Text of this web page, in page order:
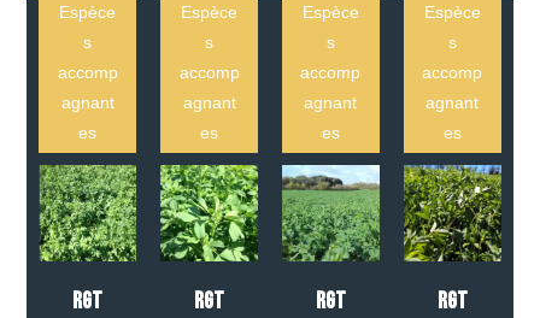
Espèce
s
accomp
agnant
es
RGT
Espèce
s
accomp
agnant
es
RGT
Espèce
s
accomp
agnant
es
RGT
Espèce
s
accomp
agnant
es
RGT